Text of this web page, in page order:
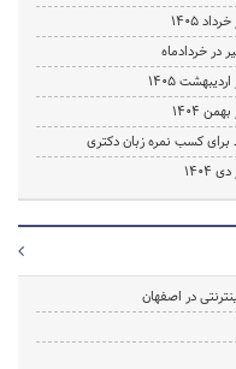
1405
در خردادماه
1405
1404
در اصفهان